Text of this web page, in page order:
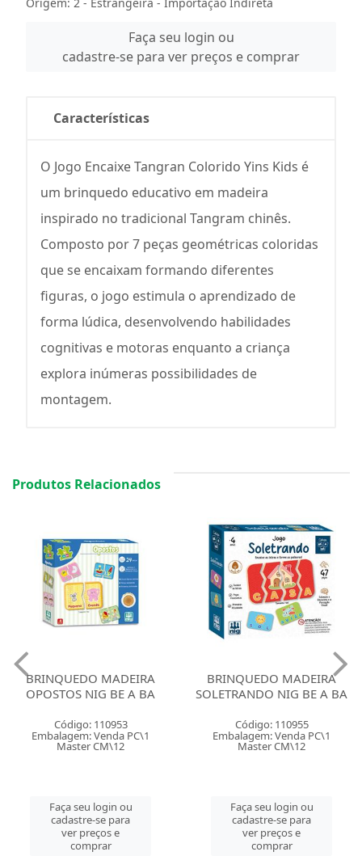
Faça seu login ou
cadastre-se para ver preços e comprar
Características
O Jogo Encaixe Tangran Colorido Yins Kids é
um brinquedo educativo em madeira
inspirado no tradicional Tangram chinês.
Composto por 7 peças geométricas coloridas
que se encaixam formando diferentes
figuras, o jogo estimula o aprendizado de
forma lúdica, desenvolvendo habilidades
cognitivas e motoras enquanto a criança
explora inúmeras possibilidades de
montagem.
Produtos Relacionados
BRINQUEDO MADEIRA
OPOSTOS NIG BE A BA
Código: 110953
Embalagem: Venda PC\1
Master CM\12
Faça seu login ou
cadastre-se para
ver preços e
comprar
BRINQUEDO MADEIRA
SOLETRANDO NIG BE A BA
Código: 110955
Embalagem: Venda PC\1
Master CM\12
Faça seu login ou
cadastre-se para
ver preços e
comprar